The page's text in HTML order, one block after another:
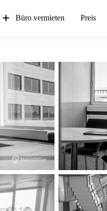
Büro vermieten Preis